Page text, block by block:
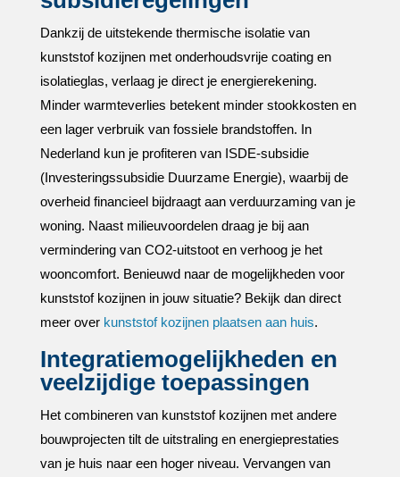
Dankzij de uitstekende thermische isolatie van
kunststof kozijnen met onderhoudsvrije coating en
isolatieglas, verlaag je direct je energierekening.​
Minder warmteverlies betekent minder stookkosten en
een lager verbruik van fossiele brandstoffen.​ In
Nederland kun je profiteren van ISDE-subsidie
(Investeringssubsidie Duurzame Energie), waarbij de
overheid financieel bijdraagt aan verduurzaming van je
woning.​ Naast milieuvoordelen draag je bij aan
vermindering van CO2-uitstoot en verhoog je het
wooncomfort.​ Benieuwd naar de mogelijkheden voor
kunststof kozijnen in jouw situatie? Bekijk dan direct
meer over kunststof kozijnen plaatsen aan huis.​
Integratiemogelijkheden en
veelzijdige toepassingen
Het combineren van kunststof kozijnen met andere
bouwprojecten tilt de uitstraling en energieprestaties
van je huis naar een hoger niveau.​ Vervangen van